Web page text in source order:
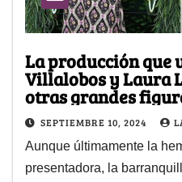
La producción que
Villalobos y Laura
otras grandes
SEPTIEMBRE 10, 2024
Aunque últimamente la
presentadora, la